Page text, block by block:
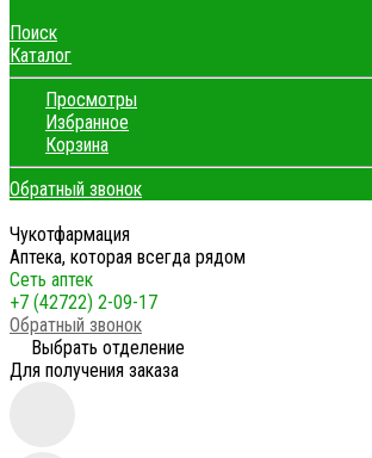
Поиск
Каталог
Просмотры
Избранное
Корзина
Обратный звонок
Чукотфармация
Аптека, которая всегда рядом
Сеть аптек
+7 (42722) 2-09-17
Обратный звонок
Выбрать отделение
Для получения заказа